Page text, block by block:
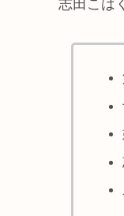
志田こは